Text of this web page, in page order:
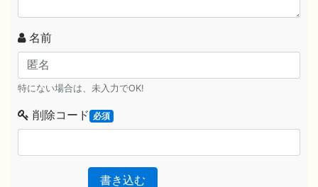
名前
特にない場合は、未入力でOK!
削除コード 必須
書き込む